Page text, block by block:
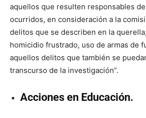
aquellos que resulten responsables
ocurridos, en consideración a la
delitos que se describen en la
homicidio frustrado, uso de armas de
aquellos delitos que también se
transcurso de la investigación”.
Acciones en Educación.